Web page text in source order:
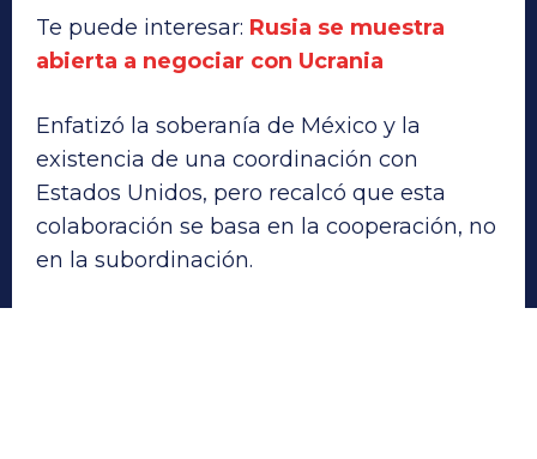
Te puede interesar: Rusia se muestra
abierta a negociar con Ucrania
Enfatizó la soberanía de México y la
existencia de una coordinación con
Estados Unidos, pero recalcó que esta
colaboración se basa en la cooperación, no
en la subordinación.